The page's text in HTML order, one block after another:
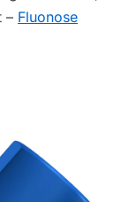
– Fluonose